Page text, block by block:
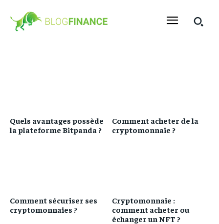
Quels avantages possède
la plateforme Bitpanda ?
Comment acheter de la
cryptomonnaie ?
Comment sécuriser ses
cryptomonnaies ?
Cryptomonnaie :
comment acheter ou
échanger un NFT ?